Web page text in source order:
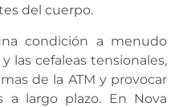
del cuerpo.
condición a menudo
las cefaleas tensionales,
de la ATM y provocar
a largo plazo. En Nova